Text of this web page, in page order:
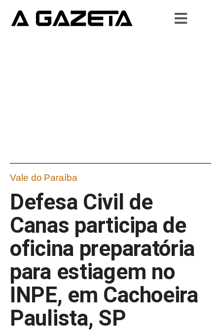
Vale do Paraíba
Defesa Civil de
Canas participa de
oficina preparatória
para estiagem no
INPE, em Cachoeira
Paulista, SP